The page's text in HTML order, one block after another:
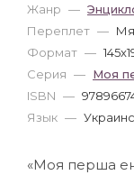
Жанр —
Переплет —
Формат —
Серия — Моя
ISBN —
Язык —
«Моя перша